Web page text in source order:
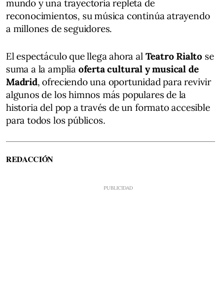
mundo y una trayectoria repleta de
reconocimientos, su música continúa atrayendo
a millones de seguidores.
El espectáculo que llega ahora al Teatro Rialto se
suma a la amplia oferta cultural y musical de
Madrid, ofreciendo una oportunidad para revivir
algunos de los himnos más populares de la
historia del pop a través de un formato accesible
para todos los públicos.
REDACCIÓN